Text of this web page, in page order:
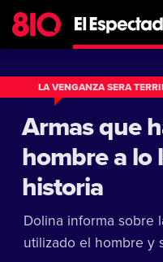
LA VENGANZA SERA
Armas que
hombre a lo
historia
Dolina informa sobre
utilizado el hombre y